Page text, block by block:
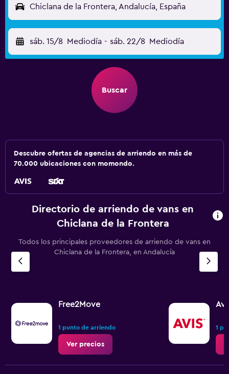
Chiclana de la Frontera, Andalucía, España
sáb. 15/8 Mediodía - sáb. 22/8 Mediodía
Buscar
Descubre ofertas de agencias de arriendo en más de
70.000 ubicaciones con momondo.
Directorio de arriendo de vans en
Chiclana de la Frontera
Todos los principales proveedores de arriendo de vans en
Chiclana de la Frontera, en Andalucía
Free2Move
1 punto de arriendo
Ver precios
1